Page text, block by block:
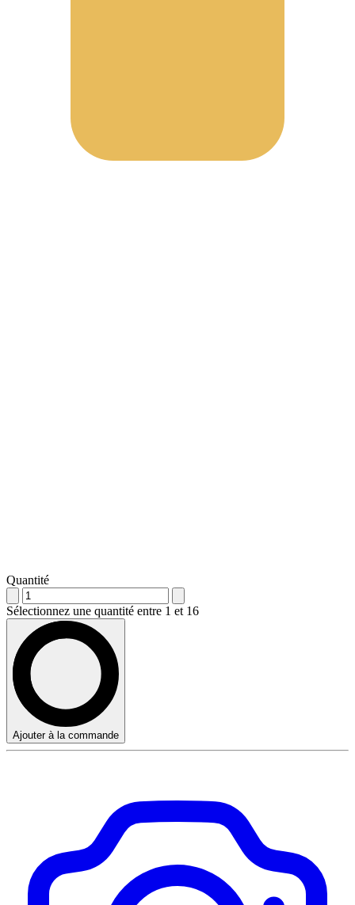
Quantité
Sélectionnez une quantité entre 1 et 16
Ajouter à la commande